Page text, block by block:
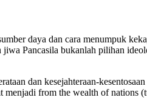
daya dan cara menumpuk
Pancasila bukanlah pilihan
dan kesejahteraan-
menjadi from the wealth of nations